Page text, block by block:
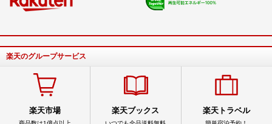
楽天のグループサービス
楽天市場 楽天ブックス 楽天トラベル